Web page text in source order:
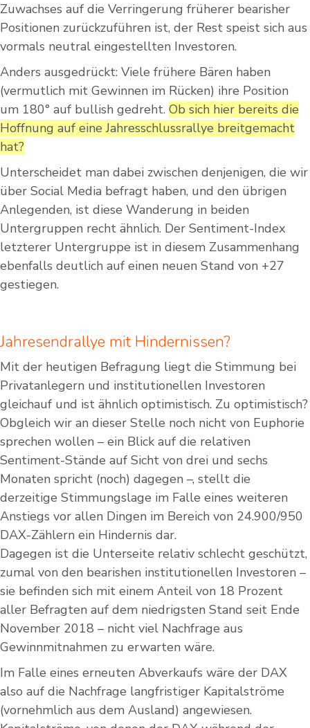
Zuwachses auf die Verringerung früherer bearisher
Positionen zurückzuführen ist, der Rest speist sich aus
vormals neutral eingestellten Investoren.
Anders ausgedrückt: Viele frühere Bären haben
(vermutlich mit Gewinnen im Rücken) ihre Position
um 180° auf bullish gedreht. Ob sich hier bereits die
Hoffnung auf eine Jahresschlussrallye breitgemacht
hat?
Unterscheidet man dabei zwischen denjenigen, die wir
über Social Media befragt haben, und den übrigen
Anlegenden, ist diese Wanderung in beiden
Untergruppen recht ähnlich. Der Sentiment-Index
letzterer Untergruppe ist in diesem Zusammenhang
ebenfalls deutlich auf einen neuen Stand von +27
gestiegen.
Jahresendrallye mit Hindernissen?
Mit der heutigen Befragung liegt die Stimmung bei
Privatanlegern und institutionellen Investoren
gleichauf und ist ähnlich optimistisch. Zu optimistisch?
Obgleich wir an dieser Stelle noch nicht von Euphorie
sprechen wollen – ein Blick auf die relativen
Sentiment-Stände auf Sicht von drei und sechs
Monaten spricht (noch) dagegen –, stellt die
derzeitige Stimmungslage im Falle eines weiteren
Anstiegs vor allen Dingen im Bereich von 24.900/950
DAX-Zählern ein Hindernis dar.
Dagegen ist die Unterseite relativ schlecht geschützt,
zumal von den bearishen institutionellen Investoren –
sie befinden sich mit einem Anteil von 18 Prozent
aller Befragten auf dem niedrigsten Stand seit Ende
November 2018 – nicht viel Nachfrage aus
Gewinnmitnahmen zu erwarten wäre.
Im Falle eines erneuten Abverkaufs wäre der DAX
also auf die Nachfrage langfristiger Kapitalströme
(vornehmlich aus dem Ausland) angewiesen.